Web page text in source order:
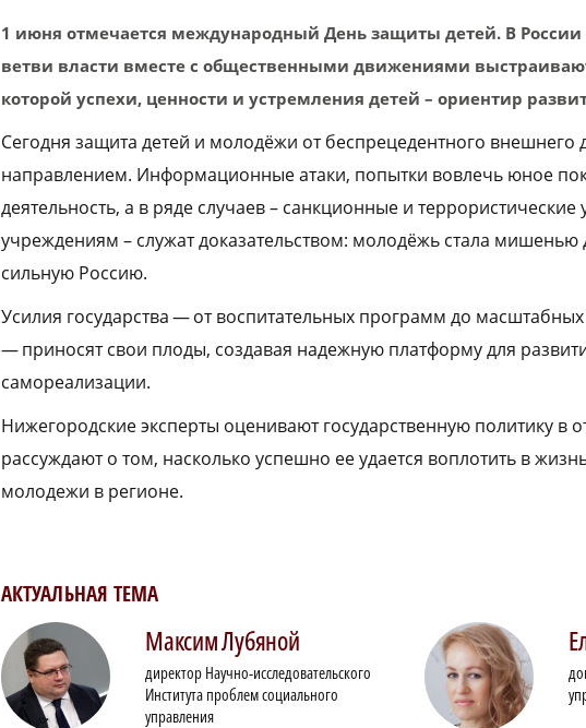
1 июня отмечается международный День защиты детей. В России
ветви власти вместе с общественными движениями
которой успехи, ценности и устремления детей – ориентир
Сегодня защита детей и молодёжи от беспрецедентного
направлением. Информационные атаки, попытки вовлечь юное
деятельность, а в ряде случаев – санкционные и террористические
учреждениям – служат доказательством: молодёжь стала мишенью
сильную Россию.
Усилия государства — от воспитательных программ до
— приносят свои плоды, создавая надежную платформу для
самореализации.
Нижегородские эксперты оценивают государственную политику
рассуждают о том, насколько успешно ее удается воплотить в
молодежи в регионе.
АКТУАЛЬНАЯ ТЕМА
МаксимЛубяной
директор Научно-исследовательского
Института проблем социального
управления